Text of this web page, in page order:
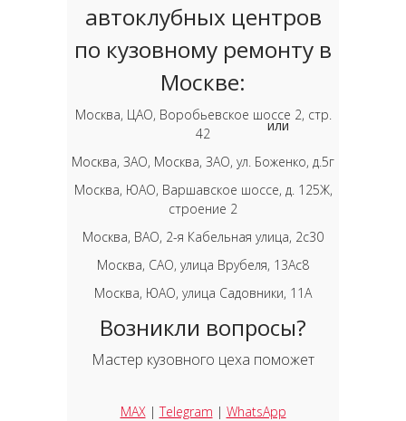
автоклубных центров
по кузовному ремонту в
Москве:
Москва, ЦАО, Воробьевское шоссе 2, стр.
42
Москва, ЗАО, Москва, ЗАО, ул. Боженко, д.5г
Москва, ЮАО, Варшавское шоссе, д. 125Ж,
строение 2
Москва, ВАО, 2-я Кабельная улица, 2с30
Москва, САО, улица Врубеля, 13Ас8
Москва, ЮАО, улица Садовники, 11А
Возникли вопросы?
Мастер кузовного цеха поможет
MAX|Telegram | WhatsApp
или